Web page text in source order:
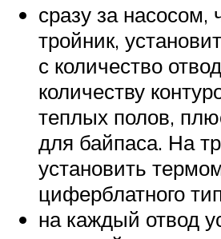
сразу за насосом,
тройник,
с количество
количеству
теплых полов,
для байпаса. На
установить
циферблатного
на каждый отвод